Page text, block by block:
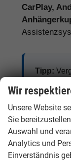
CarPlay,
Tipp:
sondern
Wir
Unsere Website
Sie
Auswahl und
Analytics und
Einverständnis